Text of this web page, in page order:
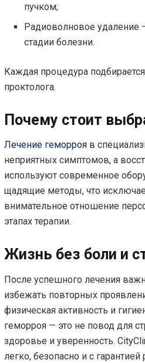
пучком;
Радиоволновое удаление
стадии болезни.
Каждая процедура
проктолога.
Почему стоит
Лечение геморроя в
неприятных симптомов, а
используют современное
щадящие методы, что
внимательное отношение
этапах терапии.
Жизнь без боли и
После успешного лечения
избежать повторных
физическая активность и
геморроя — это не повод для
здоровье и уверенность.
легко, безопасно и с гарантией